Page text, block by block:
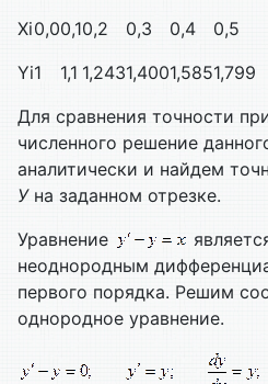
Xi0,00,10,2 0,3 0,4
0,5
Yi1 1,1 1,2431,4001,5851,799
Для сравнения точности
численного решение
аналитически и найдем
Уна заданном отрезке.
Уравнение
неоднородным
первого порядка. Решим
однородное уравнение.